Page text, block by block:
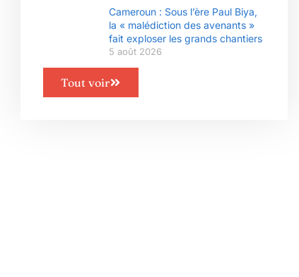
Cameroun : Sous l’ère Paul Biya,
la « malédiction des avenants »
fait exploser les grands chantiers
5 août 2026
Tout voir